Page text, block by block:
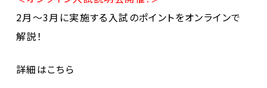
2月～3月に実施する入試のポイントをオンラインで
解説！
詳細はこちら